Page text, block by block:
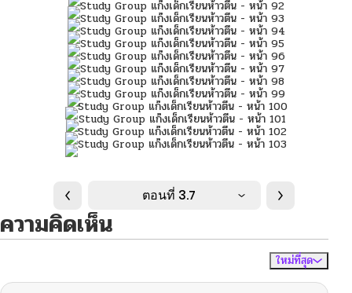
ตอนที่ 3.7
ความคิดเห็น
ใหม่ที่สุด